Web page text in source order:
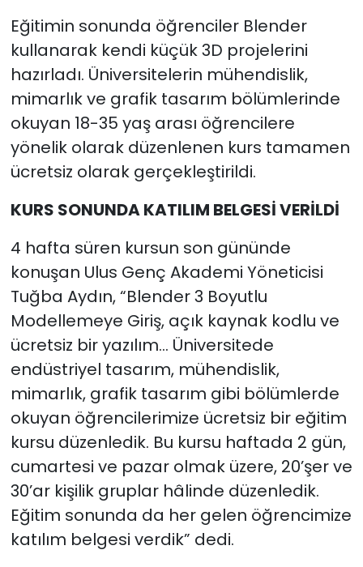
Eğitimin sonunda öğrenciler Blender
kullanarak kendi küçük 3D projelerini
hazırladı. Üniversitelerin mühendislik,
mimarlık ve grafik tasarım bölümlerinde
okuyan 18-35 yaş arası öğrencilere
yönelik olarak düzenlenen kurs tamamen
ücretsiz olarak gerçekleştirildi.
KURS SONUNDA KATILIM BELGESİ VERİLDİ
4 hafta süren kursun son gününde
konuşan Ulus Genç Akademi Yöneticisi
Tuğba Aydın, “Blender 3 Boyutlu
Modellemeye Giriş, açık kaynak kodlu ve
ücretsiz bir yazılım… Üniversitede
endüstriyel tasarım, mühendislik,
mimarlık, grafik tasarım gibi bölümlerde
okuyan öğrencilerimize ücretsiz bir eğitim
kursu düzenledik. Bu kursu haftada 2 gün,
cumartesi ve pazar olmak üzere, 20’şer ve
30’ar kişilik gruplar hâlinde düzenledik.
Eğitim sonunda da her gelen öğrencimize
katılım belgesi verdik” dedi.